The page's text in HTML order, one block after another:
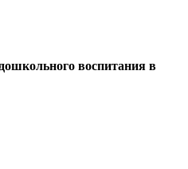
воспитания в